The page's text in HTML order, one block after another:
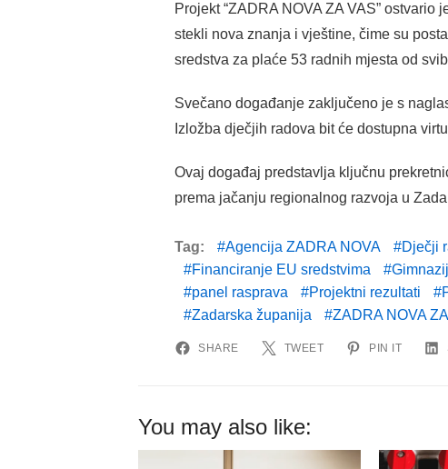
Projekt “ZADRA NOVA ZA VAS”
stekli nova znanja i vještine, čime su
sredstva za plaće 53 radnih mjesta od
Svečano događanje zaključeno je s
Izložba dječjih radova bit će dostupna
Ovaj događaj predstavlja ključnu
prema jačanju regionalnog razvoja u
Tag: Agencija ZADRA NOVA Dječji
Financiranje EU sredstvima
panel rasprava
Projektni rezultati
Zadarska županija
ZADRA NOVA
SHARE TWEET PIN IT
You may also like: